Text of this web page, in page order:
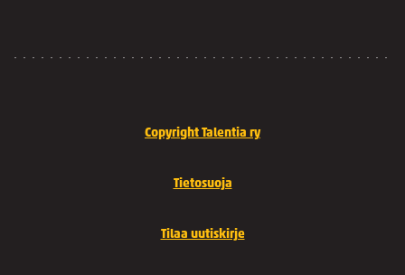
Copyright Talentia ry
Tietosuoja
Tilaa uutiskirje